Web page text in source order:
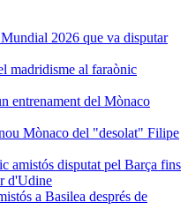
madridisme al faraònic
Mònaco del "desolat" Filipe
a Basilea després de